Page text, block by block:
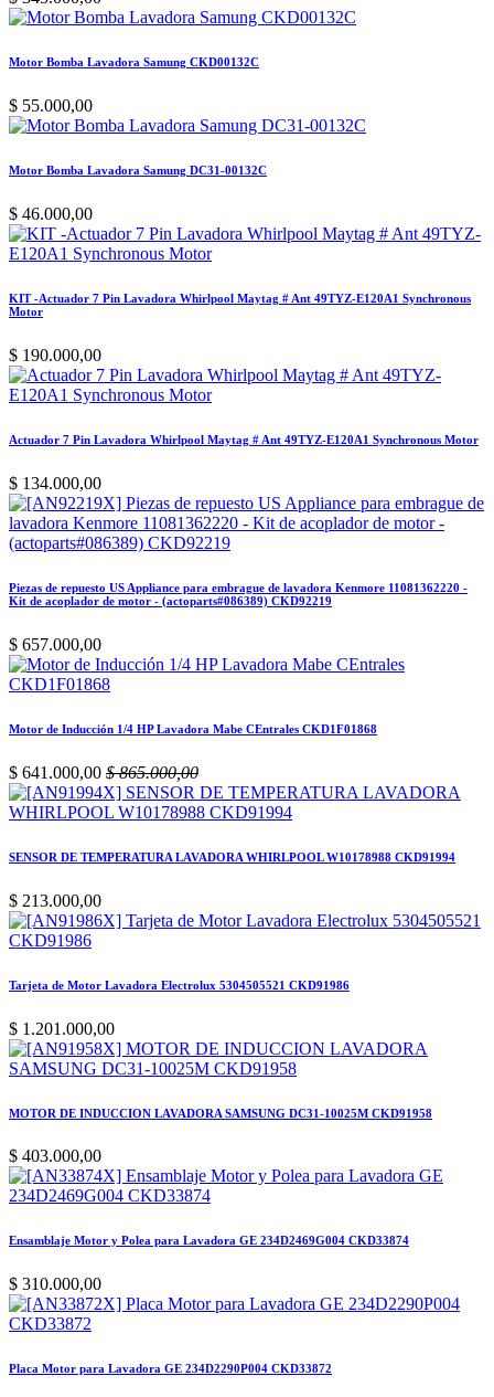
Motor Bomba Lavadora Samung CKD00132C
$ 55.000,00
Motor Bomba Lavadora Samung DC31-00132C
$ 46.000,00
KIT -Actuador 7 Pin Lavadora Whirlpool Maytag # Ant 49TYZ-E120A1 Synchronous
Motor
$ 190.000,00
Actuador 7 Pin Lavadora Whirlpool Maytag # Ant 49TYZ-E120A1 Synchronous Motor
$ 134.000,00
Piezas de repuesto US Appliance para embrague de lavadora Kenmore 11081362220 -
Kit de acoplador de motor - (actoparts#086389) CKD92219
$ 657.000,00
Motor de Inducción 1/4 HP Lavadora Mabe CEntrales CKD1F01868
$ 641.000,00 $865.000,00
SENSOR DE TEMPERATURA LAVADORA WHIRLPOOL W10178988 CKD91994
$ 213.000,00
Tarjeta de Motor Lavadora Electrolux 5304505521 CKD91986
$ 1.201.000,00
MOTOR DE INDUCCION LAVADORA SAMSUNG DC31-10025M CKD91958
$ 403.000,00
Ensamblaje Motor y Polea para Lavadora GE 234D2469G004 CKD33874
$ 310.000,00
Placa Motor para Lavadora GE 234D2290P004 CKD33872